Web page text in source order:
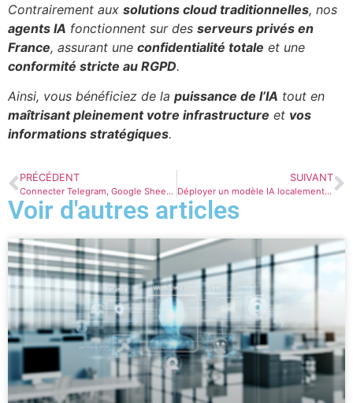
Contrairement aux solutions cloud traditionnelles, nos
agents IA fonctionnent sur des serveurs privés en
France, assurant une confidentialité totale et une
conformité stricte au RGPD.
Ainsi, vous bénéficiez de la puissance de l’IA tout en
maîtrisant pleinement votre infrastructure et vos
informations stratégiques.
PRÉCÉDENT
Connecter Telegram, Google Sheets et WordPress avec n8n
SUIVANT
Déployer un modèle IA localement : avantages et pièges à éviter
Voir d'autres articles